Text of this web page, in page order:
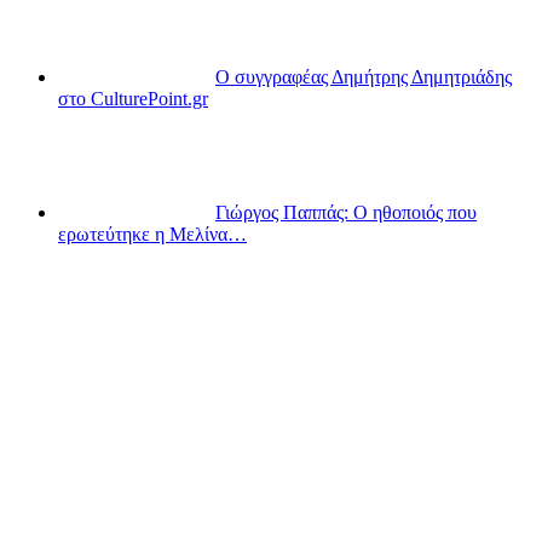
Ο συγγραφέας Δημήτρης Δημητριάδης
στο CulturePoint.gr
Γιώργος Παππάς: Ο ηθοποιός που
ερωτεύτηκε η Μελίνα…